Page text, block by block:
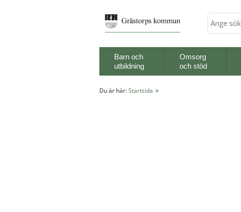
Sök
Barn och
utbildning
Omsorg
och stöd
Du är här:Startsida